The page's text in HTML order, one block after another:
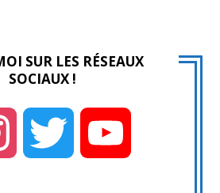
SUR LES RÉSEAUX
SOCIAUX !
Instagram Twitter